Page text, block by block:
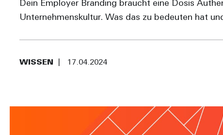
Dein Employer Branding braucht eine Dosis
Unternehmenskultur. Was das zu bedeuten hat
WISSEN 17.04.2024